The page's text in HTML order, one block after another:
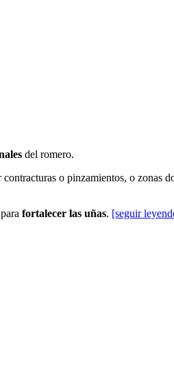
del romero.
contracturas o pinzamientos, o zonas
fortalecer las uñas. [seguir